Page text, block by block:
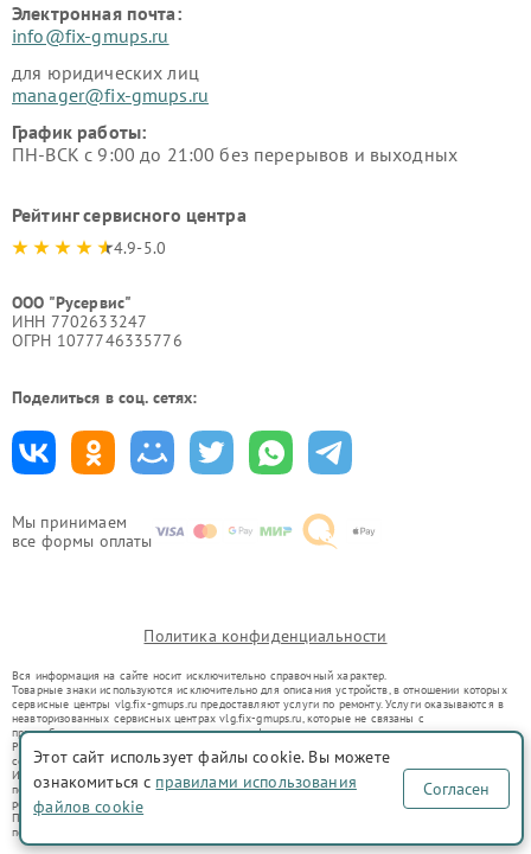
Мы принимаем
все формы оплаты
Электронная почта:
info@fix-gmups.ru
для юридических лиц
manager@fix-gmups.ru
График работы:
ПН-ВСК с 9:00 до 21:00 без перерывов и выходных
Рейтинг сервисного центра
4.9-5.0
ООО "Русервис"
ИНН 7702633247
ОГРН 1077746335776
Поделиться в соц. сетях:
Политика конфиденциальности
Вся информация на сайте носит исключительно справочный характер.
Товарные знаки используются исключительно для описания устройств, в отношении которых
сервисные центры vlg.fix-gmups.ru предоставляют услуги по ремонту. Услуги оказываются в
неавторизованных сервисных центрах vlg.fix-gmups.ru, которые не связаны с
правообладателями товарных знаков или их официальными представителями.
Ремонт осуществляется для устройств, уже введенных в гражданский оборот в соответствии
со статьей 1487 ГК РФ.
Использование товарных знаков не преследует цели индивидуализации услуг или введения
потребителей в заблуждение, а служит для информирования о предоставляемых услугах по
ремонту техники указанных брендов.
Представленная на сайте информация не является публичной офертой, определяемой
положениями Статьи 437(2) Гражданского кодекса РФ
Этот сайт использует файлы cookie. Вы можете
ознакомиться с правилами использования
файлов cookie
Согласен